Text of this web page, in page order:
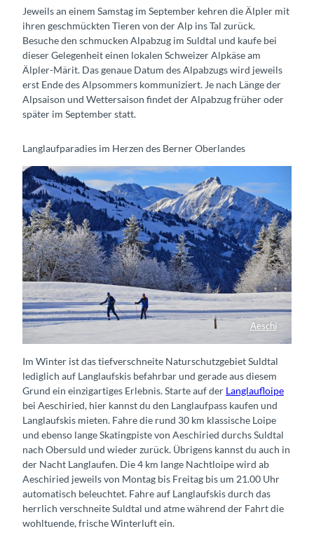
Jeweils an einem Samstag im September kehren die Älpler mit
ihren geschmückten Tieren von der Alp ins Tal zurück.
Besuche den schmucken Alpabzug im Suldtal und kaufe bei
dieser Gelegenheit einen lokalen Schweizer Alpkäse am
Älpler-Märit. Das genaue Datum des Alpabzugs wird jeweils
erst Ende des Alpsommers kommuniziert. Je nach Länge der
Alpsaison und Wettersaison findet der Alpabzug früher oder
später im September statt.
Langlaufparadies im Herzen des Berner Oberlandes
Aeschi
Loipe Aeschi
Im Winter ist das tiefverschneite Naturschutzgebiet Suldtal
lediglich auf Langlaufskis befahrbar und gerade aus diesem
Grund ein einzigartiges Erlebnis. Starte auf der Langlaufloipe
bei Aeschiried, hier kannst du den Langlaufpass kaufen und
Langlaufskis mieten. Fahre die rund 30 km klassische Loipe
und ebenso lange Skatingpiste von Aeschiried durchs Suldtal
nach Obersuld und wieder zurück. Übrigens kannst du auch in
der Nacht Langlaufen. Die 4 km lange Nachtloipe wird ab
Aeschiried jeweils von Montag bis Freitag bis um 21.00 Uhr
automatisch beleuchtet. Fahre auf Langlaufskis durch das
herrlich verschneite Suldtal und atme während der Fahrt die
wohltuende, frische Winterluft ein.